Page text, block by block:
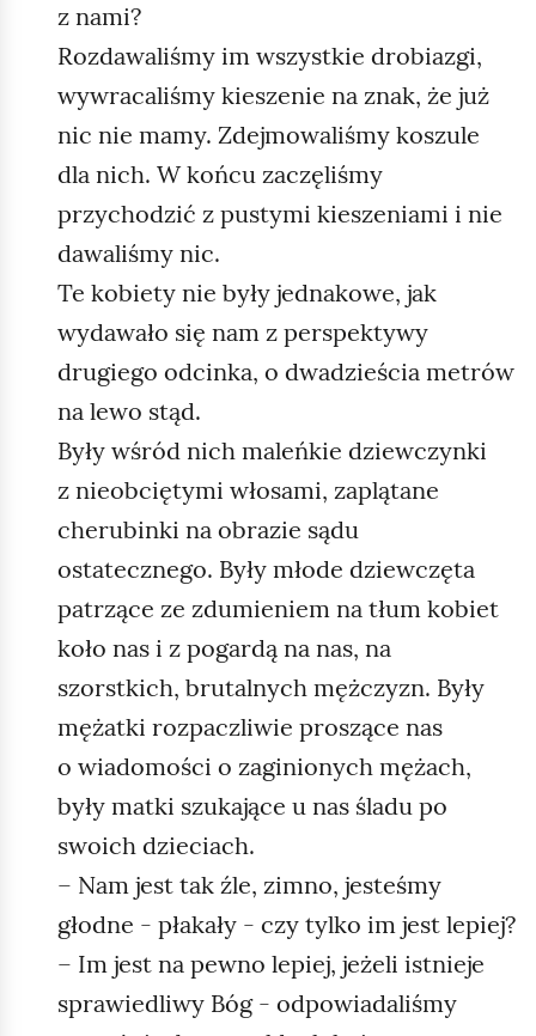
z nami?
Rozdawaliśmy im wszystkie drobiazgi,
wywracaliśmy kieszenie na znak, że już
nic nie mamy. Zdejmowaliśmy koszule
dla nich. W końcu zaczęliśmy
przychodzić z pustymi kieszeniami i nie
dawaliśmy nic.
Te kobiety nie były jednakowe, jak
wydawało się nam z perspektywy
drugiego odcinka, o dwadzieścia metrów
na lewo stąd.
Były wśród nich maleńkie dziewczynki
z nieobciętymi włosami, zaplątane
cherubinki na obrazie sądu
ostatecznego. Były młode dziewczęta
patrzące ze zdumieniem na tłum kobiet
koło nas i z pogardą na nas, na
szorstkich, brutalnych mężczyzn. Były
mężatki rozpaczliwie proszące nas
o wiadomości o zaginionych mężach,
były matki szukające u nas śladu po
swoich dzieciach.
– Nam jest tak źle, zimno, jesteśmy
głodne - płakały - czy tylko im jest lepiej?
– Im jest na pewno lepiej, jeżeli istnieje
sprawiedliwy Bóg - odpowiadaliśmy